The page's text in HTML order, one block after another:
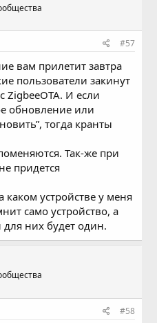
#57
вам прилетит завтра
пользователи закинут
ZigbeeOTA. И если
обновление или
тогда кранты
Так-же при
придется
устройстве у меня
само устройство, а
них будет один.
#58